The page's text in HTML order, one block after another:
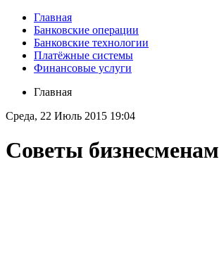
Главная
Банковские операции
Банковские технологии
Платёжные системы
Финансовые услуги
Главная
Среда, 22 Июль 2015 19:04
Советы бизнесменам